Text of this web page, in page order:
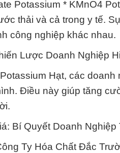
Potassium * KMnO4
thải và cả trong y tế.
công nghiệp khác nhau.
Lược Doanh Nghiệp
Hạt, các doanh
Điều này giúp tăng
Bí Quyết Doanh Nghiệp
Ty Hóa Chất Đắc